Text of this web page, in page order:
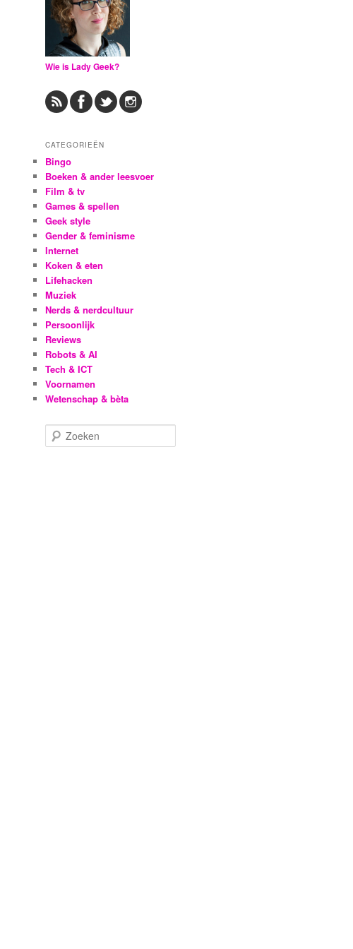
Wie is Lady Geek?
CATEGORIEËN
Bingo
Boeken & ander leesvoer
Film & tv
Games & spellen
Geek style
Gender & feminisme
Internet
Koken & eten
Lifehacken
Muziek
Nerds & nerdcultuur
Persoonlijk
Reviews
Robots & AI
Tech & ICT
Voornamen
Wetenschap & bèta
o